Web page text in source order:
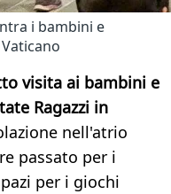
i bambini e
visita ai bambini e
Ragazzi in
nell'atrio
passato per i
per i giochi